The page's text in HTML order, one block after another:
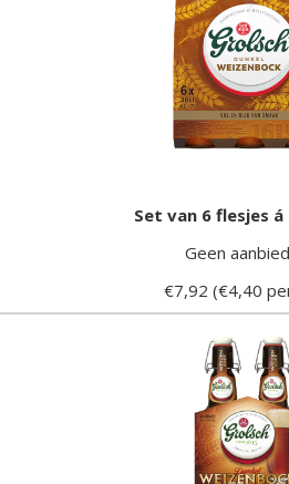
Set van 6 flesjes
Geen
€7,92 (€4,40